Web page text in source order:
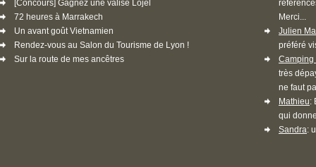
[Concours] Gagnez une valise Lojel
72 heures à Marrakech
Un avant goût Vietnamien
Rendez-vous au Salon du Tourisme de Lyon !
Sur la route de mes ancêtres
Merci...
Julien
préféré
Camping
très
ne faut
Mathieu:
qui
Sandra: